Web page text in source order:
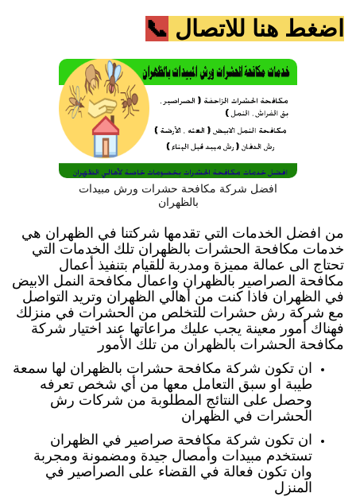
اضغط هنا للاتصال 📞
بالظهران
من افضل الخدمات التي تقدمها شركتنا في الظهران هي
خدمات مكافحة الحشرات بالظهران تلك الخدمات التي
تحتاج الى عمالة مميزة ومدربة للقيام بتنفيذ أعمال
مكافحة الصراصير بالظهران واعمال مكافحة النمل الابيض
في الظهران فاذا كنت من أهالي الظهران وتريد التواصل
مع شركة رش حشرات للتخلص من الحشرات في منزلك
فهناك أمور معينة يجب عليك مراعاتها عند اختيار شركة
مكافحة الحشرات بالظهران من تلك الأمور
ان تكون شركة مكافحة حشرات بالظهران لها سمعة
طيبة او سبق التعامل معها من أي شخص تعرفه
وحصل على النتائج المطلوبة من شركات رش
الحشرات في الظهران
ان تكون شركة مكافحة صراصير في الظهران
تستخدم مبيدات وأمصال جيدة ومضمونة ومجربة
وان تكون فعالة في القضاء على الصراصير في
المنزل